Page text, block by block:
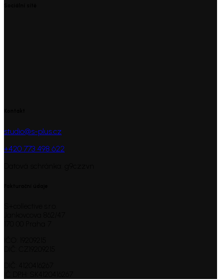
studio@s-plus.cz
+420 773 498 622